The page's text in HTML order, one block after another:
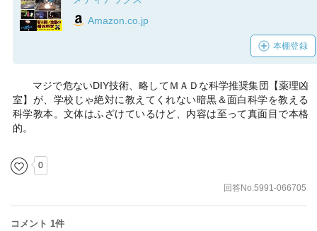
Amazon.co.jp
本棚登録
マジで危ないDIY技術、略してＭＡＤな科学推奨集団【薬理凶
室】が、学校じゃ絶対に教えてくれない暗黒＆面白科学を教える
科学教本。文体はふざけているけど、内容は至って真面目で本格
的。
0
回答No.5991-066705
コメント 1件